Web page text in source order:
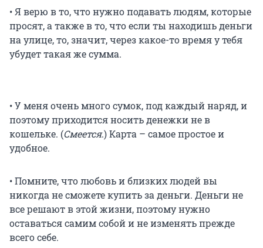
• Я верю в то, что нужно подавать людям, которые
просят, а также в то, что если ты находишь деньги
на улице, то, значит, через какое-то время у тебя
убудет такая же сумма.
• У меня очень много сумок, под каждый наряд, и
поэтому приходится носить денежки не в
кошельке. (Смеется.) Карта – самое простое и
удобное.
• Помните, что любовь и близких людей вы
никогда не сможете купить за деньги. Деньги не
все решают в этой жизни, поэтому нужно
оставаться самим собой и не изменять прежде
всего себе.